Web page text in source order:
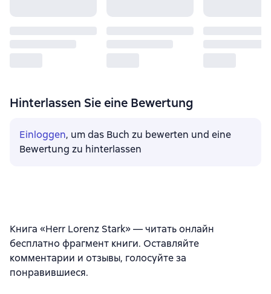
Hinterlassen Sie eine Bewertung
Einloggen, um das Buch zu bewerten und eine
Bewertung zu hinterlassen
Книга «Herr Lorenz Stark» — читать онлайн
бесплатно фрагмент книги. Оставляйте
комментарии и отзывы, голосуйте за
понравившиеся.